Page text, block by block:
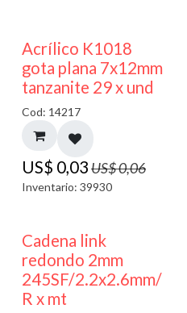
50% DESCUENTO
Acrílico K1018
gota plana 7x12mm
tanzanite 29 x und
Cod: 14217
US$ 0,03US$0,06
Inventario: 39930
Cadena link
redondo 2mm
245SF/2.2x2.6mm/
R x mt